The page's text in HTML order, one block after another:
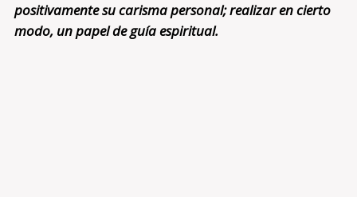
positivamente su carisma personal; realizar en cierto
modo, un papel de guía espiritual.